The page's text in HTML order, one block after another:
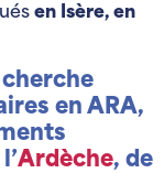
en Isère, en
cherche
en ARA,
Ardèche, de